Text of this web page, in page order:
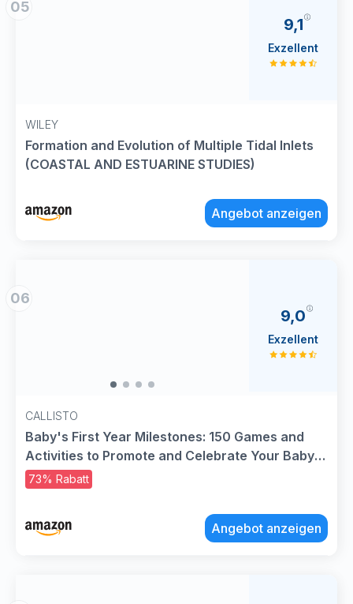
05
WILEY
Formation and Evolution of Multiple Tidal Inlets
(COASTAL AND ESTUARINE STUDIES)
9,1
Exzellent
Angebot anzeigen
06
CALLISTO
Baby's First Year Milestones: 150 Games and
Activities to Promote and Celebrate Your Baby's
Development
73% Rabatt
9,0
Exzellent
Angebot anzeigen